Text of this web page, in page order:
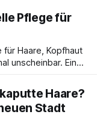
Pflege für
Haare, Kopfhaut
Anleitungen erklärt.
nur um eine
die Kombination
Haare?
Stadt